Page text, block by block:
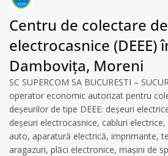
Centru de colectare
electrocasnice (DEEE)
Dambovița, Moreni
SC SUPERCOM SA BUCURESTI –
operator economic autorizat pentru
deșeurilor de tipe DEEE: deșeuri
deșeuri electrocasnice, cabluri
auto, aparatură electrică, imprimante,
aragazuri, plăci electronice, mașini de